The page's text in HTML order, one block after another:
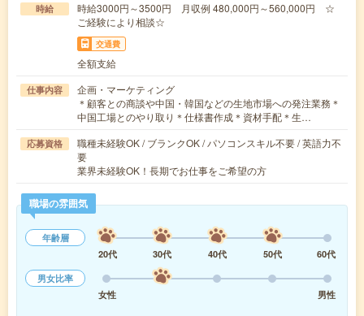
時給
時給3000円～3500円 月収例 480,000円～560,000円 ☆
ご経験により相談☆
交通費
全額支給
仕事内容
企画・マーケティング
＊顧客との商談や中国・韓国などの生地市場への発注業務＊
中国工場とのやり取り＊仕様書作成＊資材手配＊生…
応募資格
職種未経験OK / ブランクOK / パソコンスキル不要 / 英語力不
要
業界未経験OK！長期でお仕事をご希望の方
職場の雰囲気
年齢層
20代
30代 40代 50代
60代
男女比率
女性
男性